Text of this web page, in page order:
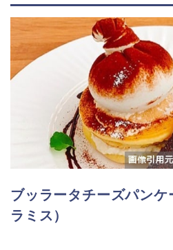
ブッラータチーズパンケ
ラミス）